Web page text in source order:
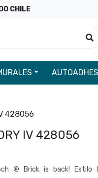
CHILE
428056
IV 428056
® Brick is back! Estilo